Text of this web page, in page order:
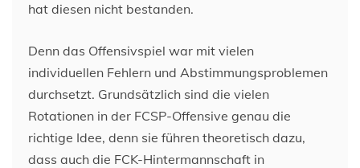
hat diesen nicht bestanden.
Denn das Offensivspiel war mit vielen
individuellen Fehlern und Abstimmungsproblemen
durchsetzt. Grundsätzlich sind die vielen
Rotationen in der FCSP-Offensive genau die
richtige Idee, denn sie führen theoretisch dazu,
dass auch die FCK-Hintermannschaft in